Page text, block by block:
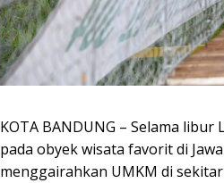
KOTA BANDUNG – Selama
pada obyek wisata favorit di
menggairahkan UMKM di